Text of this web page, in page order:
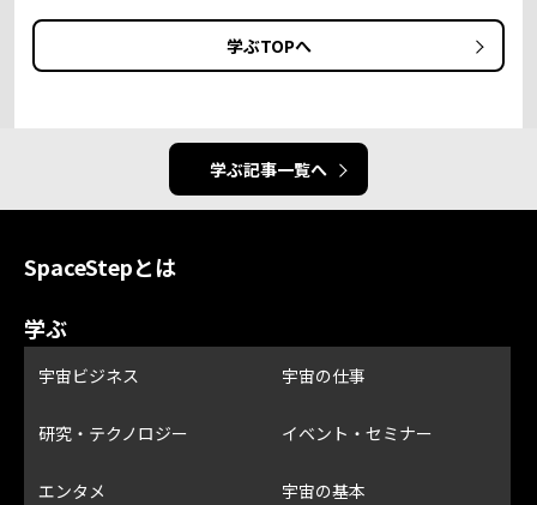
学ぶTOPへ
学ぶ記事一覧へ
SpaceStepとは
学ぶ
宇宙ビジネス 宇宙の仕事
研究・テクノロジー イベント・セミナー
エンタメ 宇宙の基本